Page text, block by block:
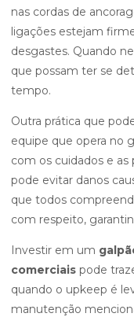
nas cordas de
ligações estejam
desgastes. Quando
que possam ter se
tempo.
Outra prática que
equipe que opera no
com os cuidados e
pode evitar danos
que todos
com respeito,
Investir em um
comerciais pode
quando o upkeep é
manutenção